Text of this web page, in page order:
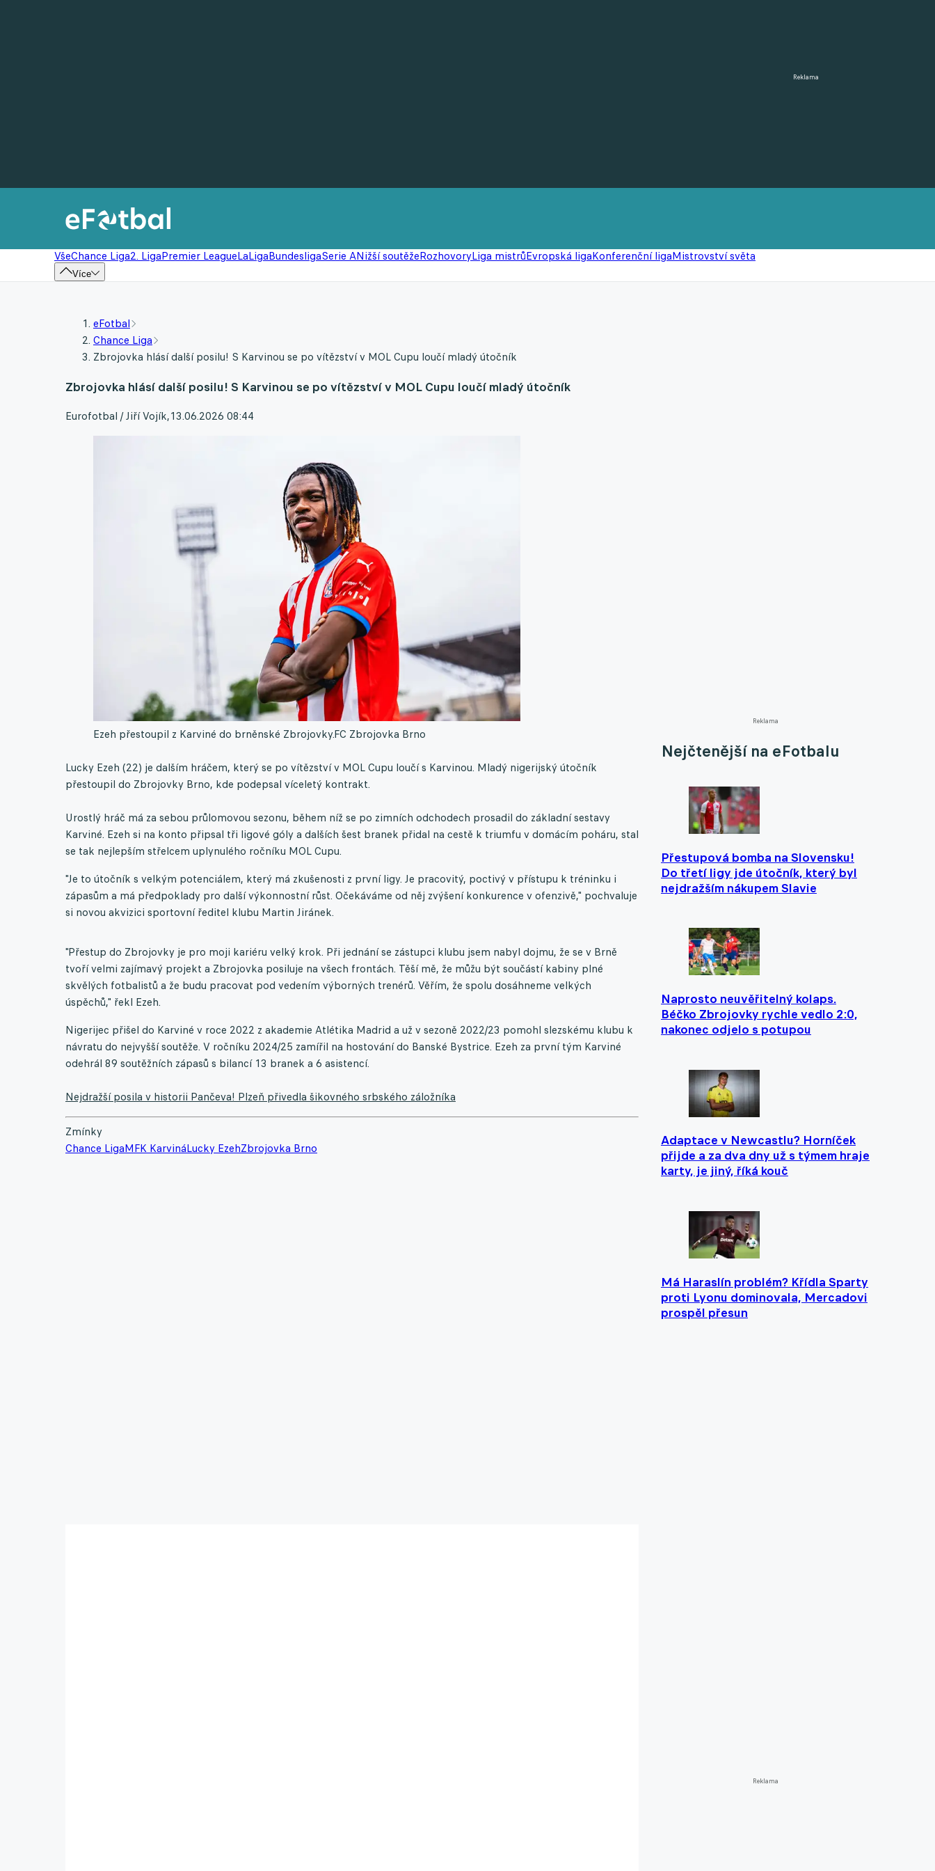
Reklama
VšeChance Liga2. LigaPremier LeagueLaLigaBundesligaSerie ANižší soutěžeRozhovoryLiga mistrůEvropská ligaKonferenční ligaMistrovství světa
Více
Reklama
Nejčtenější na eFotbalu
Přestupová bomba na Slovensku!
Do třetí ligy jde útočník, který byl
nejdražším nákupem Slavie
Naprosto neuvěřitelný kolaps.
Béčko Zbrojovky rychle vedlo 2:0,
nakonec odjelo s potupou
Adaptace v Newcastlu? Horníček
přijde a za dva dny už s týmem hraje
karty, je jiný, říká kouč
Má Haraslín problém? Křídla Sparty
proti Lyonu dominovala, Mercadovi
prospěl přesun
Reklama
eFotbal
Chance Liga
Zbrojovka hlásí další posilu! S Karvinou se po vítězství v MOL Cupu loučí mladý útočník
Zbrojovka hlásí další posilu! S Karvinou se po vítězství v MOL Cupu loučí mladý útočník
Eurofotbal / Jiří Vojík,13.06.2026 08:44
Ezeh přestoupil z Karviné do brněnské Zbrojovky.FC Zbrojovka Brno
Lucky Ezeh (22) je dalším hráčem, který se po vítězství v MOL Cupu loučí s Karvinou. Mladý nigerijský útočník
přestoupil do Zbrojovky Brno, kde podepsal víceletý kontrakt.
Urostlý hráč má za sebou průlomovou sezonu, během níž se po zimních odchodech prosadil do základní sestavy
Karviné. Ezeh si na konto připsal tři ligové góly a dalších šest branek přidal na cestě k triumfu v domácím poháru, stal
se tak nejlepším střelcem uplynulého ročníku MOL Cupu.
"Je to útočník s velkým potenciálem, který má zkušenosti z první ligy. Je pracovitý, poctivý v přístupu k tréninku i
zápasům a má předpoklady pro další výkonnostní růst. Očekáváme od něj zvýšení konkurence v ofenzivě," pochvaluje
si novou akvizici sportovní ředitel klubu Martin Jiránek.
"Přestup do Zbrojovky je pro moji kariéru velký krok. Při jednání se zástupci klubu jsem nabyl dojmu, že se v Brně
tvoří velmi zajímavý projekt a Zbrojovka posiluje na všech frontách. Těší mě, že můžu být součástí kabiny plné
skvělých fotbalistů a že budu pracovat pod vedením výborných trenérů. Věřím, že spolu dosáhneme velkých
úspěchů," řekl Ezeh.
Nigerijec přišel do Karviné v roce 2022 z akademie Atlétika Madrid a už v sezoně 2022/23 pomohl slezskému klubu k
návratu do nejvyšší soutěže. V ročníku 2024/25 zamířil na hostování do Banské Bystrice. Ezeh za první tým Karviné
odehrál 89 soutěžních zápasů s bilancí 13 branek a 6 asistencí.
Nejdražší posila v historii Pančeva! Plzeň přivedla šikovného srbského záložníka
Zmínky
Chance LigaMFK KarvináLucky EzehZbrojovka Brno